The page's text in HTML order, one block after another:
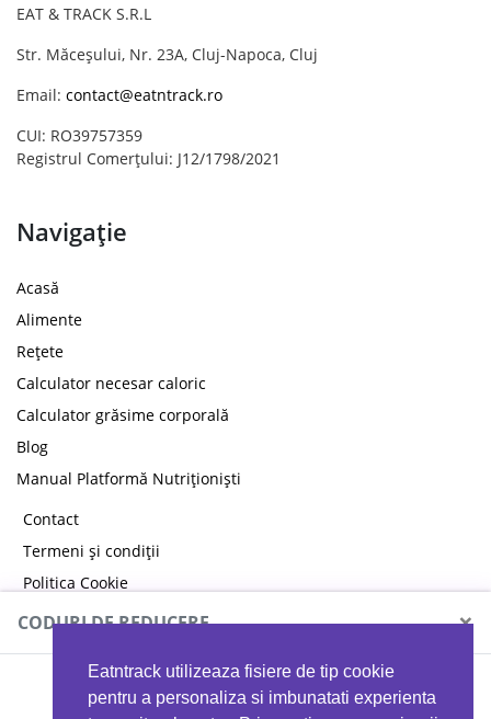
Eatntrack utilizeaza fisiere de tip cookie
pentru a personaliza si imbunatati experienta
EAT & TRACK S.R.L
Str. Măceșului, Nr. 23A, Cluj-Napoca, Cluj
Email: contact@eatntrack.ro
CUI: RO39757359
Registrul Comerțului: J12/1798/2021
Navigație
Acasă
Alimente
Rețete
Calculator necesar caloric
Calculator grăsime corporală
Blog
Manual Platformă Nutriționiști
Contact
Termeni și condiții
Politica Cookie
Politica de confidențialitate
CODURI DE REDUCERE ×
MYPROTEIN